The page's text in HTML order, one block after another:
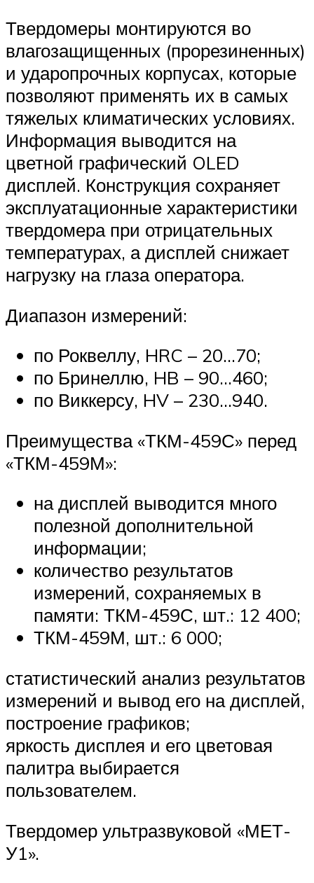
Твердомеры монтируются во
влагозащищенных (прорезиненных)
и ударопрочных корпусах, которые
позволяют применять их в самых
тяжелых климатических условиях.
Информация выводится на
цветной графический OLED
дисплей. Конструкция сохраняет
эксплуатационные характеристики
твердомера при отрицательных
температурах, а дисплей снижает
нагрузку на глаза оператора.
Диапазон измерений:
по Роквеллу, HRC – 20…70;
по Бринеллю, HB – 90…460;
по Виккерсу, HV – 230…940.
Преимущества «ТКМ-459С» перед
«ТКМ-459М»:
на дисплей выводится много
полезной дополнительной
информации;
количество результатов
измерений, сохраняемых в
памяти: ТКМ-459С, шт.: 12 400;
ТКМ-459М, шт.: 6 000;
статистический анализ результатов
измерений и вывод его на дисплей,
построение графиков;
яркость дисплея и его цветовая
палитра выбирается
пользователем.
Твердомер ультразвуковой «МЕТ-
У1».